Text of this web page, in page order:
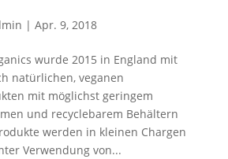
| Apr. 9, 2018
wurde 2015 in England mit
natürlichen, veganen
mit möglichst geringem
und recyclebarem Behältern
werden in kleinen Chargen
Verwendung von...